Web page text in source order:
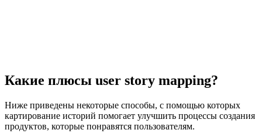
Какие плюсы user story mapping?
Ниже приведены некоторые способы, с помощью которых
картирование историй помогает улучшить процессы создания
продуктов, которые понравятся пользователям.